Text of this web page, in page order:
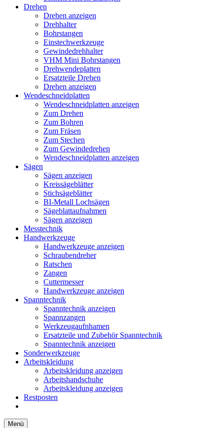
Drehen
Drehen anzeigen
Drehhalter
Bohrstangen
Einstechwerkzeuge
Gewindedrehhalter
VHM Mini Bohrstangen
Drehwendeplatten
Ersatzteile Drehen
Drehen anzeigen
Wendeschneidplatten
Wendeschneidplatten anzeigen
Zum Drehen
Zum Bohren
Zum Fräsen
Zum Stechen
Zum Gewindedrehen
Wendeschneidplatten anzeigen
Sägen
Sägen anzeigen
Kreissägeblätter
Stichsägeblätter
BI-Metall Lochsägen
Sägeblattaufnahmen
Sägen anzeigen
Messtechnik
Handwerkzeuge
Handwerkzeuge anzeigen
Schraubendreher
Ratschen
Zangen
Cuttermesser
Handwerkzeuge anzeigen
Spanntechnik
Spanntechnik anzeigen
Spannzangen
Werkzeugaufnhamen
Ersatzteile und Zubehör Spanntechnik
Spanntechnik anzeigen
Sonderwerkzeuge
Arbeitskleidung
Arbeitskleidung anzeigen
Arbeitshandschuhe
Arbeitskleidung anzeigen
Restposten
Menü